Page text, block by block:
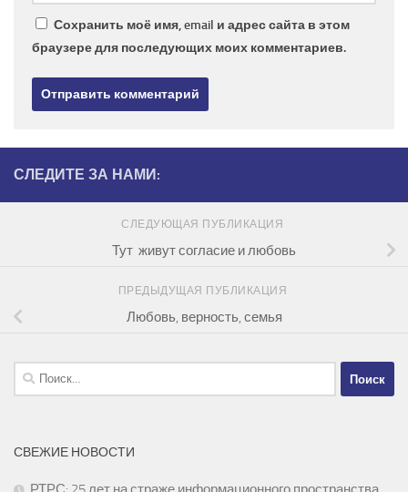
Сохранить моё имя, email и адрес сайта в этом
браузере для последующих моих комментариев.
СЛЕДИТЕ ЗА НАМИ:
СЛЕДУЮЩАЯ ПУБЛИКАЦИЯ
Тут живут согласие и любовь
ПРЕДЫДУЩАЯ ПУБЛИКАЦИЯ
Любовь, верность, семья
Найти:
СВЕЖИЕ НОВОСТИ